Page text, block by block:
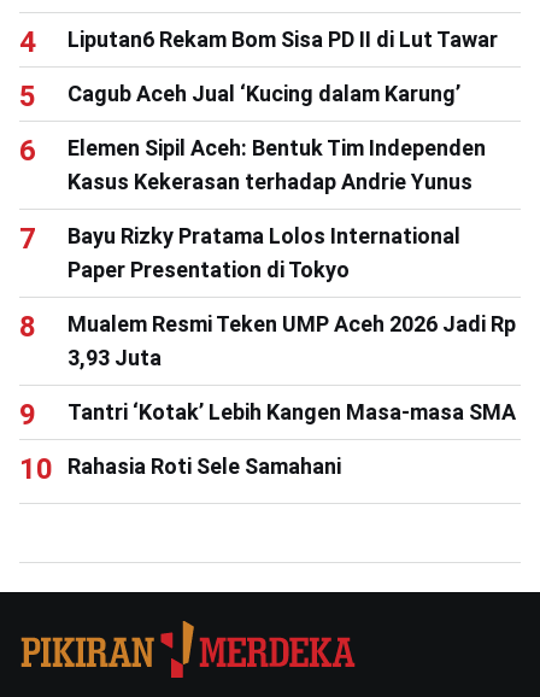
Liputan6 Rekam Bom Sisa PD II di Lut Tawar
Cagub Aceh Jual ‘Kucing dalam Karung’
Elemen Sipil Aceh: Bentuk Tim Independen
Kasus Kekerasan terhadap Andrie Yunus
Bayu Rizky Pratama Lolos International
Paper Presentation di Tokyo
Mualem Resmi Teken UMP Aceh 2026 Jadi Rp
3,93 Juta
Tantri ‘Kotak’ Lebih Kangen Masa-masa SMA
Rahasia Roti Sele Samahani